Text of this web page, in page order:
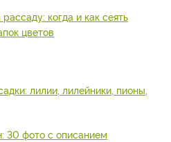
когда и как сеять
цветов
лилии, лилейники, пионы,
30 фото с описанием